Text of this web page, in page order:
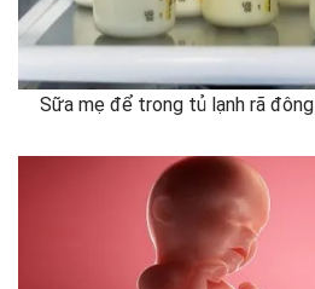
Sữa mẹ để trong tủ lạnh rã